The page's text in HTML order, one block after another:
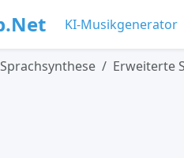
KI-Musikgenerator
Erweiterte